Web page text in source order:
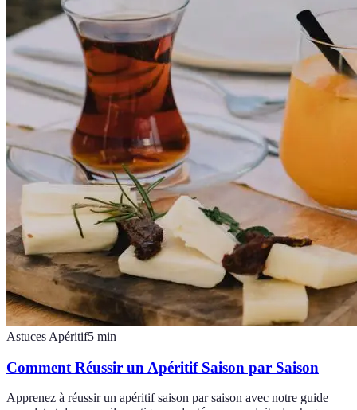
Astuces Apéritif5 min
Comment Réussir un Apéritif Saison par Saison
Apprenez à réussir un apéritif saison par saison avec notre guide